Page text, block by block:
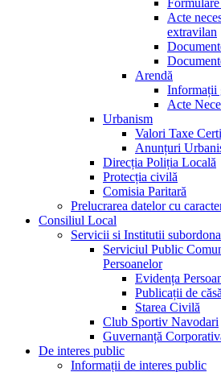
Acte
extravilan
Arendă
Informații
Acte
Urbanism
Valori Taxe
Anunțuri
Direcția Poliția Locală
Protecția civilă
Comisia Paritară
Prelucrarea datelor cu
Consiliul Local
Servicii si Institutii
Serviciul Public
Persoanelor
Evidența
Publicații de
Starea Civilă
Club Sportiv Navodari
Guvernanță
De interes public
Informații de interes public